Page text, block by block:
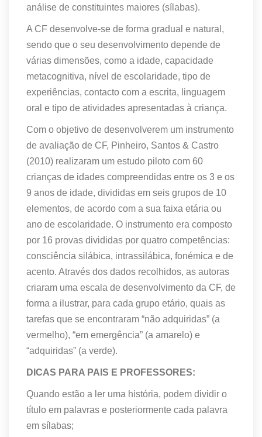
análise de constituintes maiores (sílabas).
A CF desenvolve-se de forma gradual e natural,
sendo que o seu desenvolvimento depende de
várias dimensões, como a idade, capacidade
metacognitiva, nível de escolaridade, tipo de
experiências, contacto com a escrita, linguagem
oral e tipo de atividades apresentadas à criança.
Com o objetivo de desenvolverem um instrumento
de avaliação de CF, Pinheiro, Santos & Castro
(2010) realizaram um estudo piloto com 60
crianças de idades compreendidas entre os 3 e os
9 anos de idade, divididas em seis grupos de 10
elementos, de acordo com a sua faixa etária ou
ano de escolaridade. O instrumento era composto
por 16 provas divididas por quatro competências:
consciência silábica, intrassilábica, fonémica e de
acento. Através dos dados recolhidos, as autoras
criaram uma escala de desenvolvimento da CF, de
forma a ilustrar, para cada grupo etário, quais as
tarefas que se encontraram “não adquiridas” (a
vermelho), “em emergência” (a amarelo) e
“adquiridas” (a verde).
DICAS PARA PAIS E PROFESSORES:
Quando estão a ler uma história, podem dividir o
título em palavras e posteriormente cada palavra
em sílabas;